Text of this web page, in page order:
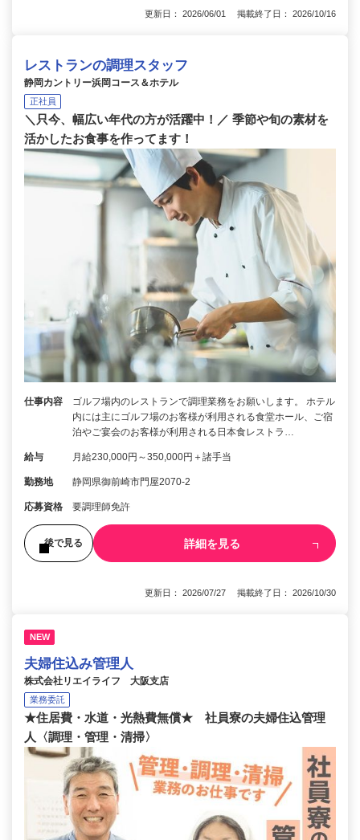
更新日： 2026/06/01 掲載終了日： 2026/10/16
レストランの調理スタッフ
静岡カントリー浜岡コース＆ホテル
正社員
＼只今、幅広い年代の方が活躍中！／ 季節や旬の素材を
活かしたお食事を作ってます！
仕事内容
ゴルフ場内のレストランで調理業務をお願いします。 ホテル
内には主にゴルフ場のお客様が利用される食堂ホール、ご宿
泊やご宴会のお客様が利用される日本食レストラ…
給与 月給230,000円～350,000円＋諸手当
勤務地 静岡県御前崎市門屋2070-2
応募資格 要調理師免許
後で見る 詳細を見る
更新日： 2026/07/27 掲載終了日： 2026/10/30
NEW
夫婦住込み管理人
株式会社リエイライフ 大阪支店
業務委託
★住居費・水道・光熱費無償★ 社員寮の夫婦住込管理
人〈調理・管理・清掃〉